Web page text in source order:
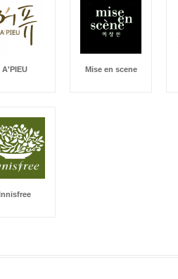
A'PIEU Mise en scene
Innisfree